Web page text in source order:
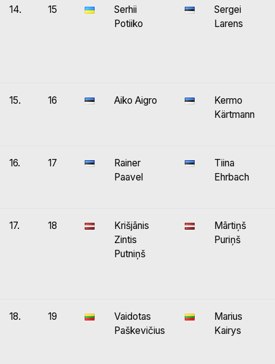
14. 15
Serhii
Potiiko
Sergei
Larens
15. 16 Aiko Aigro
Kermo
Kärtmann
16. 17
Rainer
Paavel
Tiina
Ehrbach
17. 18
Krišjānis
Zintis
Putniņš
Mārtiņš
Puriņš
18. 19
Vaidotas
Paškevičius
Marius
Kairys